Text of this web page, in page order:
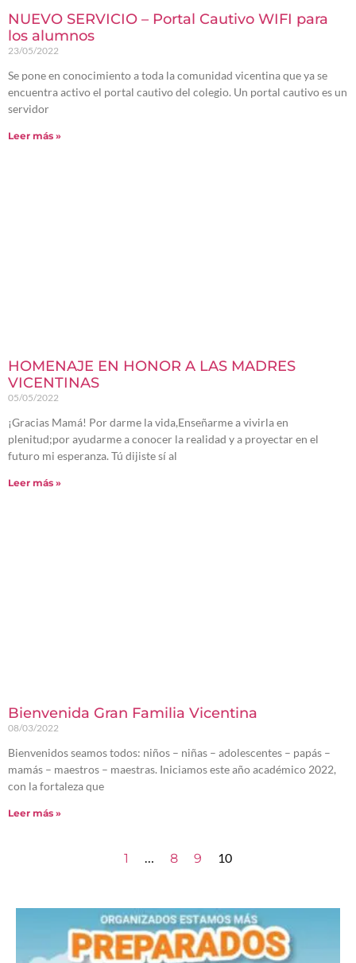
NUEVO SERVICIO – Portal Cautivo WIFI para
los alumnos
23/05/2022
Se pone en conocimiento a toda la comunidad vicentina que ya se
encuentra activo el portal cautivo del colegio. Un portal cautivo es un
servidor
Leer más »
HOMENAJE EN HONOR A LAS MADRES
VICENTINAS
05/05/2022
¡Gracias Mamá! Por darme la vida,Enseñarme a vivirla en
plenitud;por ayudarme a conocer la realidad y a proyectar en el
futuro mi esperanza. Tú dijiste sí al
Leer más »
Bienvenida Gran Familia Vicentina
08/03/2022
Bienvenidos seamos todos: niños – niñas – adolescentes – papás –
mamás – maestros – maestras. Iniciamos este año académico 2022,
con la fortaleza que
Leer más »
1 8 9 10